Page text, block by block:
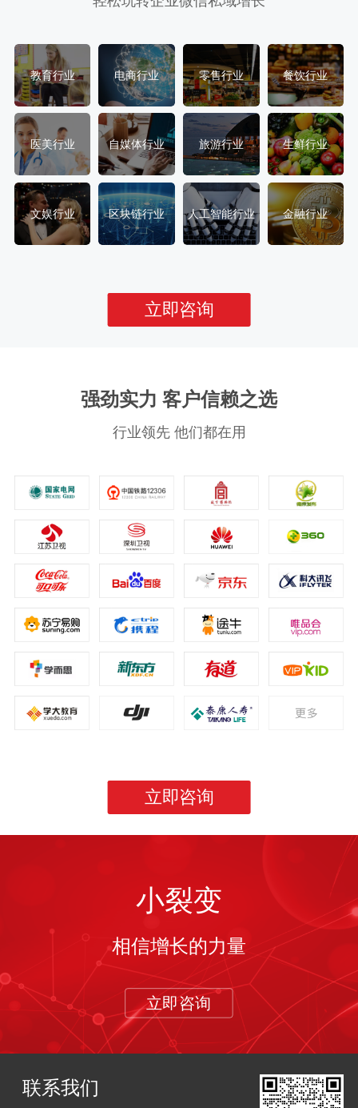
教育行业 电商行业 零售行业 餐饮行业
医美行业 自媒体行业 旅游行业 生鲜行业
文娱行业 区块链行业 人工智能行业 金融行业
立即咨询
强劲实力 客户信赖之选
行业领先 他们都在用
立即咨询
小裂变
相信增长的力量
立即咨询
联系我们